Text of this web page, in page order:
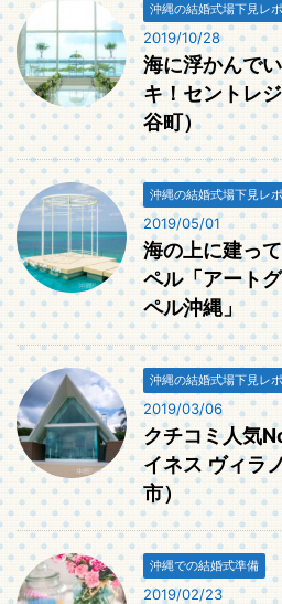
沖縄の結婚式場下見レポ
2019/10/28
海に浮かんで
キ！セントレ
谷町）
沖縄の結婚式場下見レポ
2019/05/01
海の上に建っ
ペル「アート
ペル沖縄」
沖縄の結婚式場下見レポ
2019/03/06
クチコミ人気
イネス ヴィラ
市）
沖縄での結婚式準備
2019/02/23